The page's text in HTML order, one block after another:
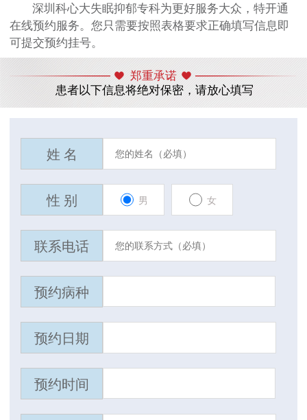
深圳科心大失眠抑郁专科为更好服务大众，特开通
在线预约服务。您只需要按照表格要求正确填写信息即
可提交预约挂号。
郑重承诺
患者以下信息将绝对保密，请放心填写
姓 名
性 别 男 女
联系电话
预约病种
预约日期
预约时间